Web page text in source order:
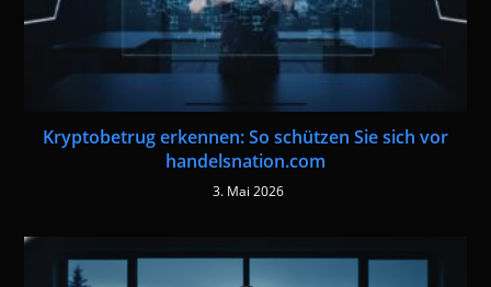
Kryptobetrug erkennen: So schützen Sie sich vor
handelsnation.com
3. Mai 2026